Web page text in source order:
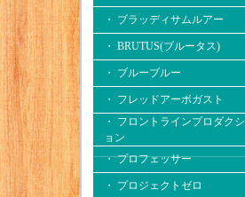
・ ブラッディサムルアー
・ BRUTUS(ブルータス)
・ ブルーブルー
・ フレッドアーボガスト
・ フロントラインプロダクシ
ョン
・ プロフェッサー
・ プロジェクトゼロ